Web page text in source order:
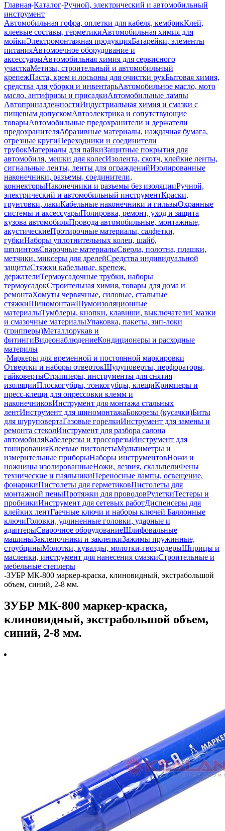
Главная-Каталог-Ручной, электрический и автомобильный
инструмент
Автомобильная гофра, оплетки для кабеля, кембрикКлей,
клеевые составы, герметикиАвтомобильная химия для
мойкиЭлектромонтажная продукцияБатарейки, элементы
питанияАвтомоечное оборудование и
аксессуарыАвтомобильная химия для сервисного
участкаМетизы, строительный и автомобильный
крепежПаста, крем и лосьоны для очистки рукБытовая химия,
средства для уборки и инвентарьАвтомобильное масло, мото
масло, антифризы и присадкиАвтомобильные лампы
АвтопринадлежностиИндустриальная химия и смазки с
пищевым допускомАвтоэлектрика и сопутствующие
товарыАвтомобильные предохранители и держатели
предохранителяАбразивные материалы, наждачная бумага,
отрезные кругиПереходники и соединители
трубокМатериалы для пайкиЗащитные покрытия для
автомобиля, мешки для колесИзолента, скотч, клейкие ленты,
сигнальные ленты, ленты для огражденийИзолированные
наконечники, разъемы, соединители,
коннекторыНаконечники и разъемы без изоляцииРучной,
электрический и автомобильный инструментКраски,
грунтовки, лакиКабельные наконечники и гильзыОхранные
системы и аксессуарыПолировка, ремонт, уход и защита
кузова автомобиляПровода автомобильные, монтажные,
акустическиеПротирочные материалы, салфетки,
губкиНаборы уплотнительных колец, шайб,
шплинтовСварочные материалыСверла, полотна, плашки,
метчики, миксеры для дрелейСредства индивидуальной
защитыСтяжки кабельные, крепеж,
держателиТермоусадочные трубки, наборы
термоусадокСтроительная химия, товары для дома и
ремонтаХомуты червячные, силовые, стальные
стяжкиШиномонтажШумоизоляционные
материалыТумблеры, кнопки, клавиши, выключателиСмазки
и смазочные материалыУпаковка, пакеты, зип-локи
(грипперы)Металлорукав и
фитингиВидеонаблюдениеКондиционеры и расходные
материлы
-Маркеры для временной и постоянной маркировки
Отвертки и наборы отвертокШуруповерты, перфораторы,
гайковертыСтрипперы, инструменты для снятия
изоляцииПлоскогубцы, тонкогубцы, клещиКримперы и
пресс-клещи для опрессовки клемм и
наконечниковИнструмент для монтажа стальных
лентИнструмент для шиномонтажаБокорезы (кусачки)Биты
для шуруповертаГазовые горелкиИнструмент для замены и
ремонта стеколИнструмент для разбора салона
автомобиляКабелерезы и троссорезыИнструмент для
тонированияКлеевые пистолетыМультиметры и
измерительные приборыНаборы инструментовНожи и
ножницы изолированныеНожи, лезвия, скальпелиФены
технические и паяльникиПереносные лампы, освещение,
фонарикиПистолеты для герметиковПистолеты для
монтажной пеныПротяжки для проводовРулеткиТестеры и
пробникиИнструмент для сетевых работДиспенсеры для
клейких лентГаечные ключи и наборы ключей Баллонные
ключиГоловки, удлиненные головки, ударные и
адаптерыСварочное оборудованиеШлифовальные
машиныЗаклепочники и заклепкиЗажимы пружинные,
струбциныМолотки, кувалды, молотки-гвоздодерыШприцы и
масленки, инструмент для нанесения смазкиСтроительные и
мебельные степлеры
-ЗУБР МК-800 маркер-краска, клиновидный, экстрабольшой
объем, синий, 2-8 мм.
ЗУБР МК-800 маркер-краска,
клиновидный, экстрабольшой объем,
синий, 2-8 мм.